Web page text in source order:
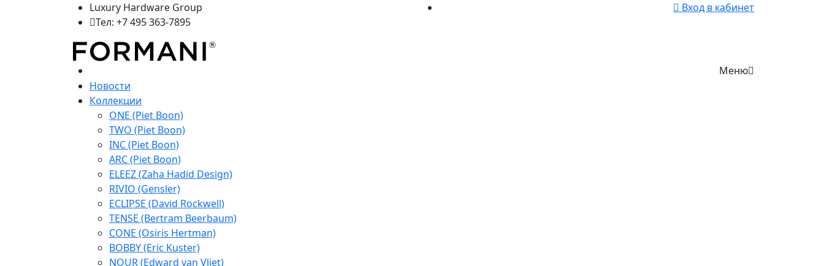
Luxury Hardware Group
Тел: +7 495 363-7895
Вход в кабинет
Меню
Новости
Коллекции
ONE (Piet Boon)
TWO (Piet Boon)
INC (Piet Boon)
ARC (Piet Boon)
ELEEZ (Zaha Hadid Design)
RIVIO (Gensler)
ECLIPSE (David Rockwell)
TENSE (Bertram Beerbaum)
CONE (Osiris Hertman)
BOBBY (Eric Kuster)
NOUR (Edward van Vliet)